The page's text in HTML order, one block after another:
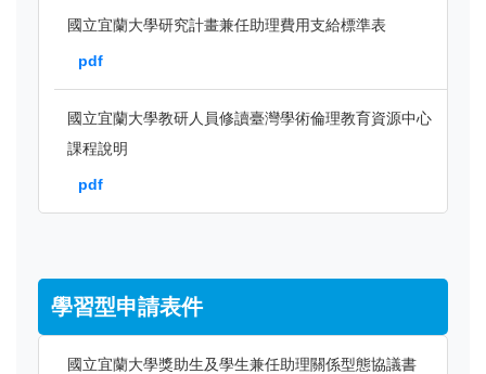
國立宜蘭大學研究計畫兼任助理費用支給標準表
pdf
國立宜蘭大學教研人員修讀臺灣學術倫理教育資源中心
課程說明
pdf
學習型申請表件
國立宜蘭大學獎助生及學生兼任助理關係型態協議書